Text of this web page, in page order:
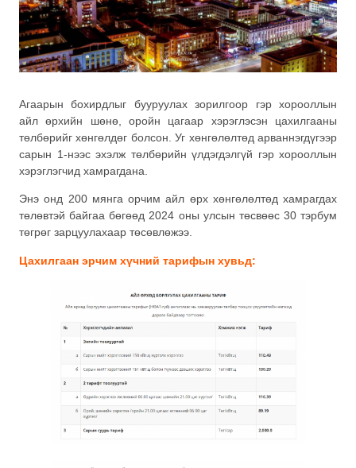
Агаарын бохирдлыг бууруулах зорилгоор гэр хорооллын
айл өрхийн шөнө, оройн цагаар хэрэглэсэн цахилгааны
төлбөрийг хөнгөлдөг болсон. Уг хөнгөлөлтөд арваннэгдүгээр
сарын 1-нээс эхэлж төлбөрийн үлдэгдэлгүй гэр хорооллын
хэрэглэгчид хамрагдана.
Энэ онд 200 мянга орчим айл өрх хөнгөлөлтөд хамрагдах
төлөвтэй байгаа бөгөөд 2024 оны улсын төсвөөс 30 тэрбум
төгрөг зарцуулахаар төсөвлөжээ.
Цахилгаан эрчим хүчний тарифын хувьд: